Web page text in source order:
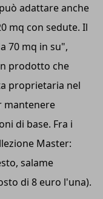
adattare anche
mq con sedute. Il
70 mq in su",
prodotto che
proprietaria nel
mantenere
di base. Fra i
Master:
salame
di 8 euro l'una).